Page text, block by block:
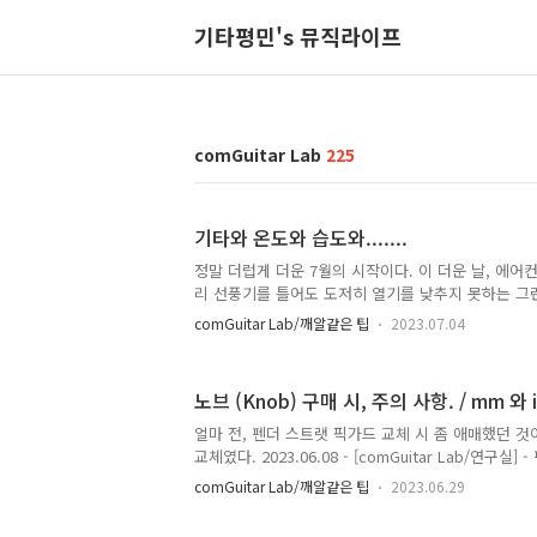
기타평민's 뮤직라이프
comGuitar Lab 225
기타와 온도와 습도와.......
정말 더럽게 더운 7월의 시작이다. 이 더운 날, 에어
리 선풍기를 틀어도 도저히 열기를 낮추지 못하는
런 글을 쓰고 있다. 기타에게 높은(혹은 낮은) 온도,
이다. 결론부터 얘기하자면 당연히 괜찮을리 없다.
그렇게 또 약한 물건은 아니란 말이지. 그렇다. 실제
니면 우리의 기타들은 어느 정도는 버텨주고, 일정
다. 그렇게 약한 물건이 아니라는 소리다. 진짜 위험
comGuitar Lab/깨알같은 팁 2023.07.04
노브 (Knob) 구매 시, 주의 사항. / mm 와
얼마 전, 펜더 스트랫 픽가드 교체 시 좀 애매했던
교체였다. 2023.06.08 - [comGuitar Lab/연구실] -
드 / 피크가드 교체 펜더 스트라토 캐스터 픽카드 /
업? 인줄 알았지... '썬버스트에 펄 픽가드는 뭔가
comGuitar Lab/깨알같은 팁 2023.06.29